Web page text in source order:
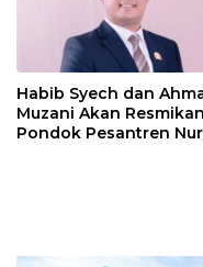
Habib Syech dan
Muzani Akan Resmikan
Pondok Pesantren Nur